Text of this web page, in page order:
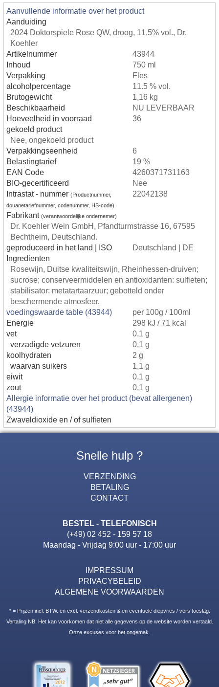
Aanvullende informatie over het product
Aanduiding
2024 Doktorspiele Rose QW, droog, 11,5% vol., Dr.
Koehler
Artikelnummer
43944
Inhoud
750 ml
Verpakking
Fles
alcoholpercentage
11.5 % vol.
Brutogewicht
1,16 kg
Beschikbaarheid
NU LEVERBAAR
Hoeveelheid in voorraad
36
gekoeld product
Nee, ongekoeld product
Verpakkingseenheid
6
Belastingtarief
19 %
EAN Code
4260371731163
BIO-gecertificeerd
Nee
Intrastat - nummer (Productnummer,
douanetariefnummer, codenummer, HS-code)
22042138
Fabrikant (verantwoordelijke ondernemer)
Dr. Koehler Wein GmbH, Pfandturmstrasse 16, 67595
Bechtheim, Deutschland.
geproduceerd in het land | ISO
Deutschland | DE
Ingredienten
Rosewijn, Duitse kwaliteitswijn, Rheinhessen-druiven;
sucrose; conserveermiddelen en antioxidanten: sulfieten;
stabilisator: metatartaarzuur; gebotteld onder
beschermende atmosfeer.
voedingswaarde table (43944)
per 100g / 100ml
Energie
298 kJ / 71 kcal
vet
0,1 g
verzadigde vetzuren
0,1 g
koolhydraten
2 g
waarvan suikers
1,1 g
eiwit
0,1 g
zout
0,1 g
Allergie informatie over het product (bevat allergenen)
(43944)
Zwaveldioxide en / of sulfieten
Snelle hulp ?
VERZENDING
BETALING
CONTACT
BESTEL - TELEFONISCH
(+49) 02 452 - 159 57 18
Maandag - Vrijdag 9:00 uur - 17:00 uur
IMPRESSUM
PRIVACYBELEID
ALGEMENE VOORWAARDEN
* = Prijzen incl. BTW. en excl. verzendkosten & en eventuele diepvries / vers toeslag.
Vertaling NB: Het kan voorkomen dat niet alle gegevens op de website worden vertaald.
Onze excuses voor het ongemak.